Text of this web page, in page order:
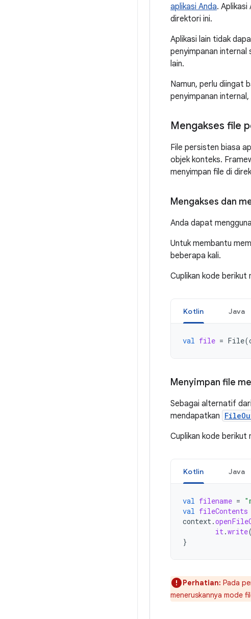
aplikasi Anda.
direktori ini.
Aplikasi lain tidak
penyimpanan
lain.
Namun, perlu diingat
penyimpanan
Mengakses file
File persisten biasa
objek konteks.
menyimpan file di
Mengakses dan
Anda dapat
Untuk membantu
beberapa kali.
Cuplikan kode berikut
Kotlin Java
val file = File(
Menyimpan file
Sebagai alternatif
mendapatkan
Cuplikan kode berikut
Kotlin Java
val filename =
val fileContents
context.
it.write(
}
Perhatian: Pada
meneruskannya mode